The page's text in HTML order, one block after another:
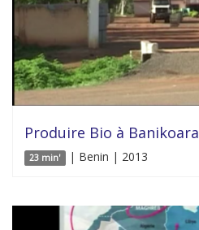
Produire Bio à Banikoara
23 min' | Benin | 2013